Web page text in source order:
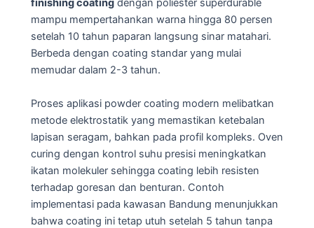
finishing coating dengan poliester superdurable
mampu mempertahankan warna hingga 80 persen
setelah 10 tahun paparan langsung sinar matahari.
Berbeda dengan coating standar yang mulai
memudar dalam 2-3 tahun.
Proses aplikasi powder coating modern melibatkan
metode elektrostatik yang memastikan ketebalan
lapisan seragam, bahkan pada profil kompleks. Oven
curing dengan kontrol suhu presisi meningkatkan
ikatan molekuler sehingga coating lebih resisten
terhadap goresan dan benturan. Contoh
implementasi pada kawasan Bandung menunjukkan
bahwa coating ini tetap utuh setelah 5 tahun tanpa